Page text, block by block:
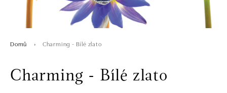
Domů Charming - Bílé zlato
Charming - Bílé zlato